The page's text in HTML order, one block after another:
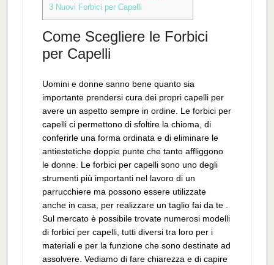
3Nuovi Forbici per Capelli
Come Scegliere le Forbici
per Capelli
Uomini e donne sanno bene quanto sia
importante prendersi cura dei propri capelli per
avere un aspetto sempre in ordine. Le forbici per
capelli ci permettono di sfoltire la chioma, di
conferirle una forma ordinata e di eliminare le
antiestetiche doppie punte che tanto affliggono
le donne. Le forbici per capelli sono uno degli
strumenti più importanti nel lavoro di un
parrucchiere ma possono essere utilizzate
anche in casa, per realizzare un taglio fai da te .
Sul mercato è possibile trovate numerosi modelli
di forbici per capelli, tutti diversi tra loro per i
materiali e per la funzione che sono destinate ad
assolvere. Vediamo di fare chiarezza e di capire